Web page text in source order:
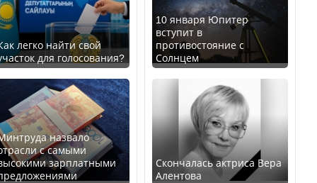
легко найти свой
для голосования?
назвало
с самыми
зарплатными
10 января Юпитер
вступит в
противостояние с
Солнцем
Скончалась актриса Вера
Алентова